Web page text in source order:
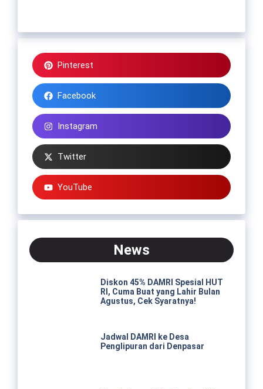
Pinterest
Facebook
Instagram
Twitter
YouTube
News
Diskon 45% DAMRI Spesial HUT
RI, Cuma Buat yang Lahir Bulan
Agustus, Cek Syaratnya!
Jadwal DAMRI ke Desa
Penglipuran dari Denpasar